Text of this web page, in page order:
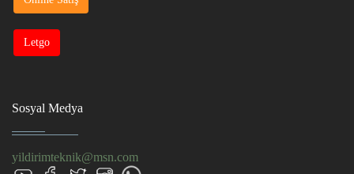
Letgo
Sosyal Medya
yildirimteknik@msn.com